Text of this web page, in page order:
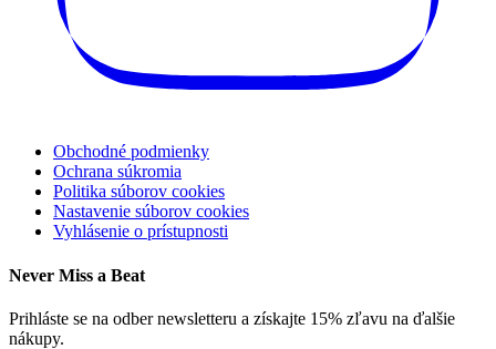
Obchodné podmienky
Ochrana súkromia
Politika súborov cookies
Nastavenie súborov cookies
Vyhlásenie o prístupnosti
Never Miss a Beat
Prihláste se na odber newsletteru a získajte 15% zľavu na ďalšie
nákupy.